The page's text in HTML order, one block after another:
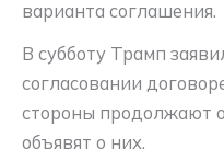
варианта соглашения.
В субботу Трамп
согласовании
стороны продолжают
объявят о них.